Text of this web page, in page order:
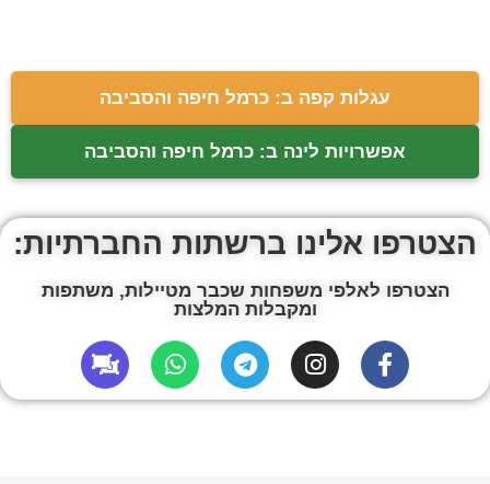
עגלות קפה ב: כרמל חיפה והסביבה
אפשרויות לינה ב: כרמל חיפה והסביבה
הצטרפו אלינו ברשתות החברתיות:
הצטרפו לאלפי משפחות שכבר מטיילות, משתפות
ומקבלות המלצות